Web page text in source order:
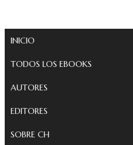
INICIO
TODOS LOS EBOOKS
AUTORES
EDITORES
SOBRE CH